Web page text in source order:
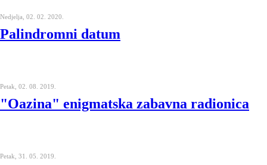
Nedjelja, 02. 02. 2020.
Palindromni datum
Petak, 02. 08. 2019.
"Oazina" enigmatska zabavna radionica
Petak, 31. 05. 2019.